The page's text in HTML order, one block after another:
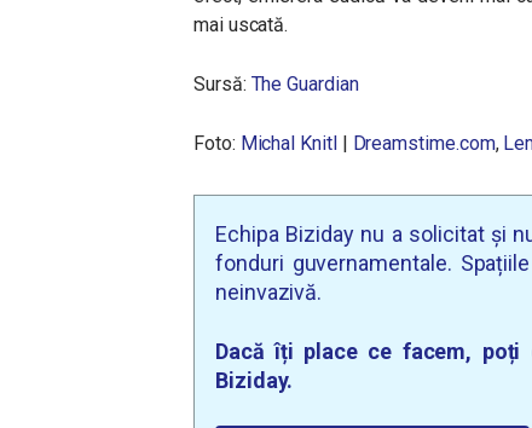
mai uscată.
Sursă: The Guardian
Foto: Michal Knitl Dreamstime.com,
Echipa Biziday nu a solicitat și
fonduri guvernamentale.
neinvazivă.
Dacă îți place ce facem, poți
Biziday.